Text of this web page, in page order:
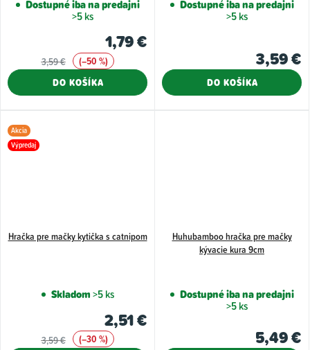
Dostupné iba na predajni
>5 ks
1,79 €
3,59 €
(–50 %)
DO KOŠÍKA
Dostupné iba na predajni
>5 ks
3,59 €
DO KOŠÍKA
Akcia
Výpredaj
Hračka pre mačky kytička s catnipom
Skladom>5 ks
2,51 €
3,59 €
(–30 %)
Huhubamboo hračka pre mačky
kývacie kura 9cm
Dostupné iba na predajni
>5 ks
5,49 €